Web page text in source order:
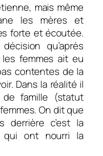
mais même
les mères et
forte et écoutée.
qu’après
les femmes ait eu
contentes de la
Dans la réalité il
famille (statut
On dit que
derrière c’est la
qui ont nourri la